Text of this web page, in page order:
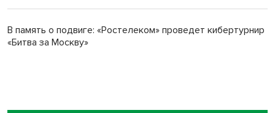
В память о подвиге: «Ростелеком» проведет кибертурнир
«Битва за Москву»